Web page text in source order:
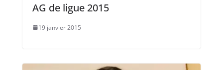
AG de ligue 2015
19 janvier 2015